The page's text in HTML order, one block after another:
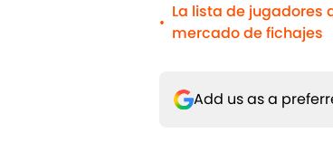
•
La lista de jugadores
mercado de fichajes
Add us as a